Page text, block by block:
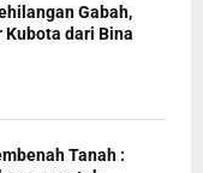
Gabah,
Kubota dari Bina
Tanah :